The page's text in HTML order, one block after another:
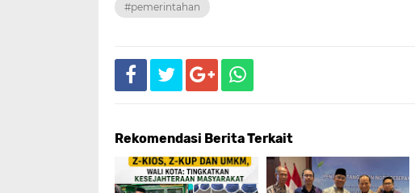
#pemerintahan
Rekomendasi Berita Terkait